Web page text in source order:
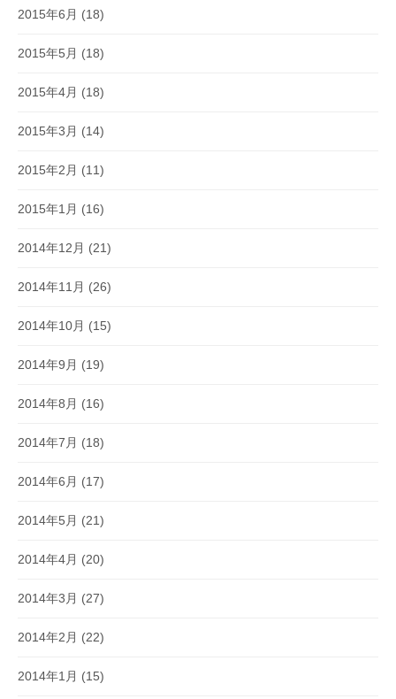
2015年6月 (18)
2015年5月 (18)
2015年4月 (18)
2015年3月 (14)
2015年2月 (11)
2015年1月 (16)
2014年12月 (21)
2014年11月 (26)
2014年10月 (15)
2014年9月 (19)
2014年8月 (16)
2014年7月 (18)
2014年6月 (17)
2014年5月 (21)
2014年4月 (20)
2014年3月 (27)
2014年2月 (22)
2014年1月 (15)